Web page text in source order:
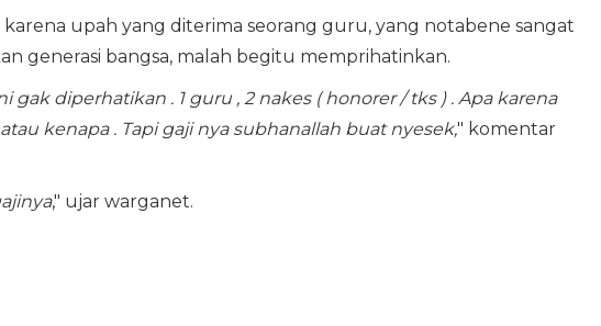
upah yang diterima seorang guru, yang notabene sangat
generasi bangsa, malah begitu memprihatinkan.
gak diperhatikan . 1 guru , 2 nakes ( honorer / tks ) . Apa karena
kenapa . Tapi gaji nya subhanallah buat nyesek," komentar
," ujar warganet.